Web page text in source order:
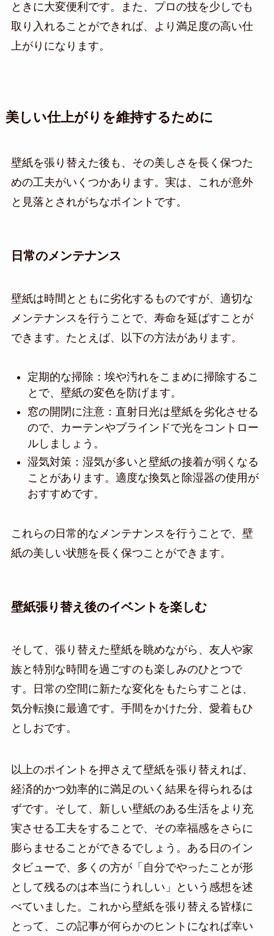
ときに大変便利です。また、プロの技を少しでも
取り入れることができれば、より満足度の高い仕
上がりになります。
美しい仕上がりを維持するために
壁紙を張り替えた後も、その美しさを長く保つた
めの工夫がいくつかあります。実は、これが意外
と見落とされがちなポイントです。
日常のメンテナンス
壁紙は時間とともに劣化するものですが、適切な
メンテナンスを行うことで、寿命を延ばすことが
できます。たとえば、以下の方法があります。
定期的な掃除：埃や汚れをこまめに掃除するこ
とで、壁紙の変色を防げます。
窓の開閉に注意：直射日光は壁紙を劣化させる
ので、カーテンやブラインドで光をコントロー
ルしましょう。
湿気対策：湿気が多いと壁紙の接着が弱くなる
ことがあります。適度な換気と除湿器の使用が
おすすめです。
これらの日常的なメンテナンスを行うことで、壁
紙の美しい状態を長く保つことができます。
壁紙張り替え後のイベントを楽しむ
そして、張り替えた壁紙を眺めながら、友人や家
族と特別な時間を過ごすのも楽しみのひとつで
す。日常の空間に新たな変化をもたらすことは、
気分転換に最適です。手間をかけた分、愛着もひ
としおです。
以上のポイントを押さえて壁紙を張り替えれば、
経済的かつ効率的に満足のいく結果を得られるは
ずです。そして、新しい壁紙のある生活をより充
実させる工夫をすることで、その幸福感をさらに
膨らませることができるでしょう。ある日のイン
タビューで、多くの方が「自分でやったことが形
として残るのは本当にうれしい」という感想を述
べていました。これから壁紙を張り替える皆様に
とって、この記事が何らかのヒントになれば幸い